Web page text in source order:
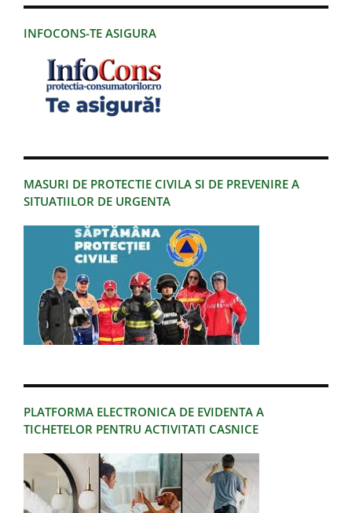
INFOCONS-TE ASIGURA
MASURI DE PROTECTIE CIVILA SI DE PREVENIRE A
SITUATIILOR DE URGENTA
PLATFORMA ELECTRONICA DE EVIDENTA A
TICHETELOR PENTRU ACTIVITATI CASNICE